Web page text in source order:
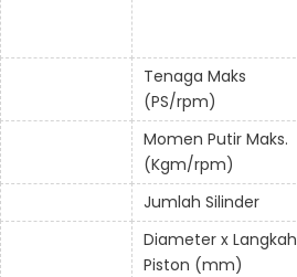
Tenaga Maks
(PS/rpm)
Momen Putir Maks.
(Kgm/rpm)
Jumlah Silinder
Diameter x Langkah
Piston (mm)